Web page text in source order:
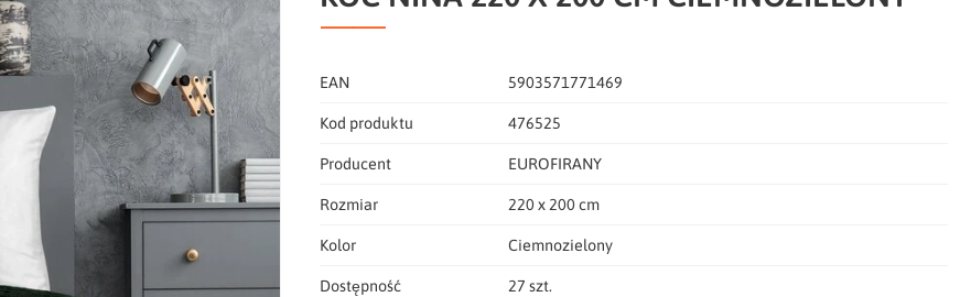
EAN 5903571771469
Kod produktu 476525
Producent EUROFIRANY
Rozmiar 220 x 200 cm
Kolor Ciemnozielony
Dostępność 27 szt.